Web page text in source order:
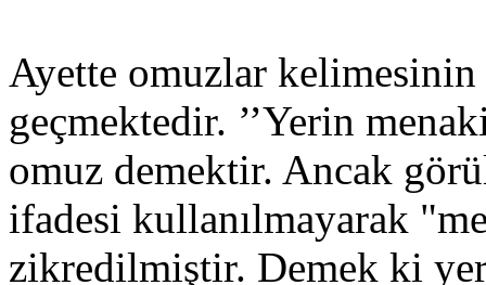
Ayette omuzlar kelimesinin
geçmektedir. ’’Yerin
omuz demektir. Ancak
ifadesi kullanılmayarak
zikredilmiştir. Demek ki